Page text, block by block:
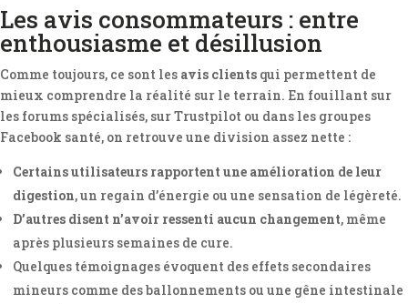
Les avis consommateurs : entre
enthousiasme et désillusion
Comme toujours, ce sont les avis clients qui permettent de
mieux comprendre la réalité sur le terrain. En fouillant sur
les forums spécialisés, sur Trustpilot ou dans les groupes
Facebook santé, on retrouve une division assez nette :
Certains utilisateurs rapportent une amélioration de leur
digestion, un regain d’énergie ou une sensation de légèreté.
D’autres disent n’avoir ressenti aucun changement, même
après plusieurs semaines de cure.
Quelques témoignages évoquent des effets secondaires
mineurs comme des ballonnements ou une gêne intestinale